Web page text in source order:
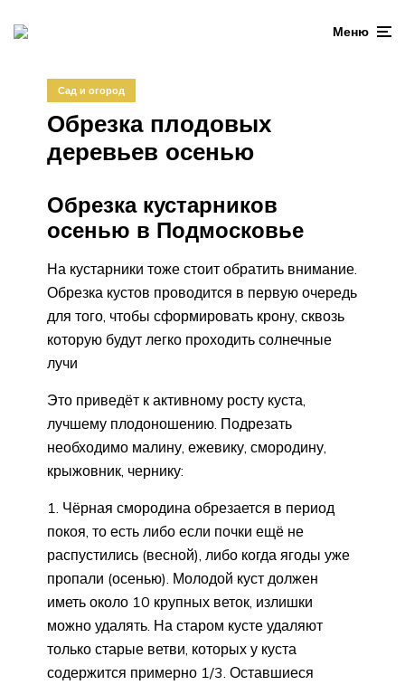
Меню
Сад и огород
Обрезка плодовых
деревьев осенью
Обрезка кустарников
осенью в Подмосковье
На кустарники тоже стоит обратить внимание.
Обрезка кустов проводится в первую очередь
для того, чтобы сформировать крону, сквозь
которую будут легко проходить солнечные
лучи
Это приведёт к активному росту куста,
лучшему плодоношению. Подрезать
необходимо малину, ежевику, смородину,
крыжовник, чернику:
Чёрная смородина обрезается в период
покоя, то есть либо если почки ещё не
распустились (весной), либо когда ягоды уже
пропали (осенью). Молодой куст должен
иметь около 10 крупных веток, излишки
можно удалять. На старом кусте удаляют
только старые ветви, которых у куста
содержится примерно 1/3. Оставшиеся